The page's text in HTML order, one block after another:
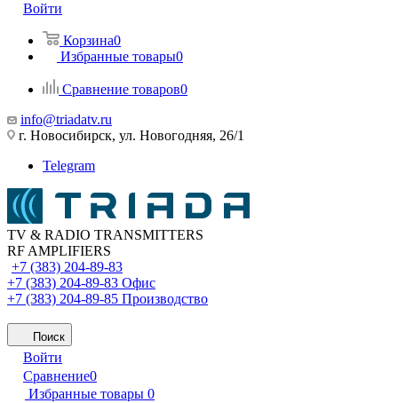
Войти
Корзина0
Избранные товары0
Сравнение товаров0
info@triadatv.ru
г. Новосибирск, ул. Новогодняя, 26/1
Telegram
TV & RADIO TRANSMITTERS
RF AMPLIFIERS
+7 (383) 204-89-83
+7 (383) 204-89-83 Офис
+7 (383) 204-89-85 Производство
Поиск
Войти
Сравнение0
Избранные товары 0